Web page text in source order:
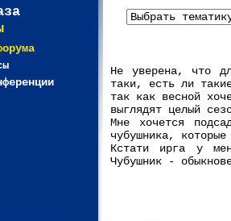
Не уверена, что
таки, есть ли
так как весной
выглядят целый
Мне хочется
чубушника,
Кстати ирга у
Чубушник -